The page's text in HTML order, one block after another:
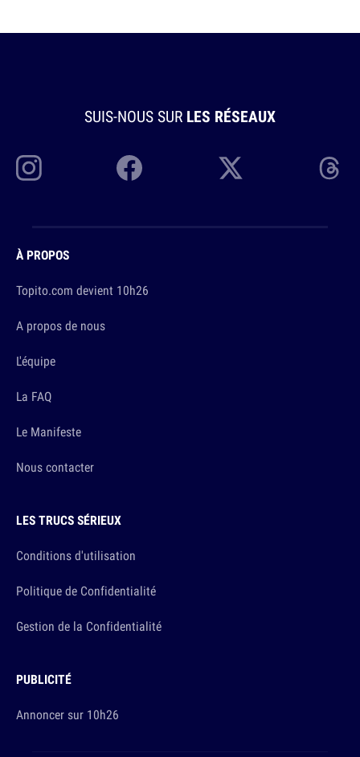
SUIS-NOUS SUR LES RÉSEAUX
À PROPOS
Topito.com devient 10h26
A propos de nous
L'équipe
La FAQ
Le Manifeste
Nous contacter
LES TRUCS SÉRIEUX
Conditions d'utilisation
Politique de Confidentialité
Gestion de la Confidentialité
PUBLICITÉ
Annoncer sur 10h26